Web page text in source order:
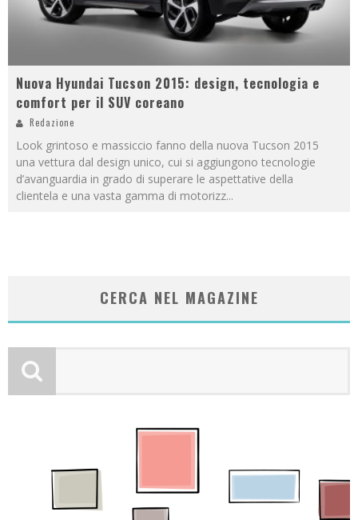
Nuova Hyundai Tucson 2015: design, tecnologia e
comfort per il SUV coreano
Redazione
Look grintoso e massiccio fanno della nuova Tucson 2015
una vettura dal design unico, cui si aggiungono tecnologie
d’avanguardia in grado di superare le aspettative della
clientela e una vasta gamma di motorizz...
CERCA NEL MAGAZINE